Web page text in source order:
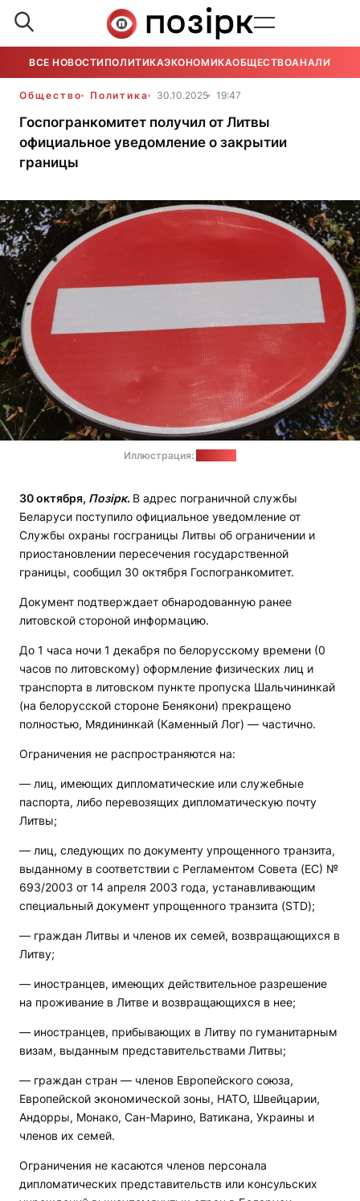
ВСЕ НОВОСТИ ПОЛИТИКАЭКОНОМИКАОБЩЕСТВОАНАЛИТИКА
Общество Политика 30.10.2025 19:47
Госпогранкомитет получил от Литвы
официальное уведомление о закрытии
границы
Иллюстрация:
30 октября, Позірк. В адрес пограничной службы
Беларуси поступило официальное уведомление от
Службы охраны госграницы Литвы об ограничении и
приостановлении пересечения государственной
границы, сообщил 30 октября Госпогранкомитет.
Документ подтверждает обнародованную ранее
литовской стороной информацию.
До 1 часа ночи 1 декабря по белорусскому времени (0
часов по литовскому) оформление физических лиц и
транспорта в литовском пункте пропуска Шальчининкай
(на белорусской стороне Бенякони) прекращено
полностью, Мядининкай (Каменный Лог) — частично.
Ограничения не распространяются на:
— лиц, имеющих дипломатические или служебные
паспорта, либо перевозящих дипломатическую почту
Литвы;
— лиц, следующих по документу упрощенного транзита,
выданному в соответствии с Регламентом Совета (EC) №
693/2003 от 14 апреля 2003 года, устанавливающим
специальный документ упрощенного транзита (STD);
— граждан Литвы и членов их семей, возвращающихся в
Литву;
— иностранцев, имеющих действительное разрешение
на проживание в Литве и возвращающихся в нее;
— иностранцев, прибывающих в Литву по гуманитарным
визам, выданным представительствами Литвы;
— граждан стран — членов Европейского союза,
Европейской экономической зоны, НАТО, Швейцарии,
Андорры, Монако, Сан-Марино, Ватикана, Украины и
членов их семей.
Ограничения не касаются членов персонала
дипломатических представительств или консульских